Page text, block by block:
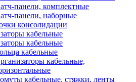
панели, комплектные
панели, наборные
консолидации
кабельные
кабельные
кабельные
кабельные,
кабельные, стяжки, ленты